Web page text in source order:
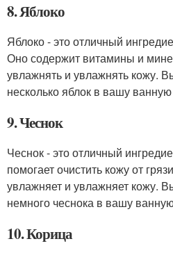
8. Яблоко
Яблоко - это отличный
Оно содержит витамины и
увлажнять и увлажнять кожу.
несколько яблок в вашу
9. Чеснок
Чеснок - это отличный
помогает очистить кожу от
увлажняет и увлажняет кожу.
немного чеснока в вашу
10. Корица